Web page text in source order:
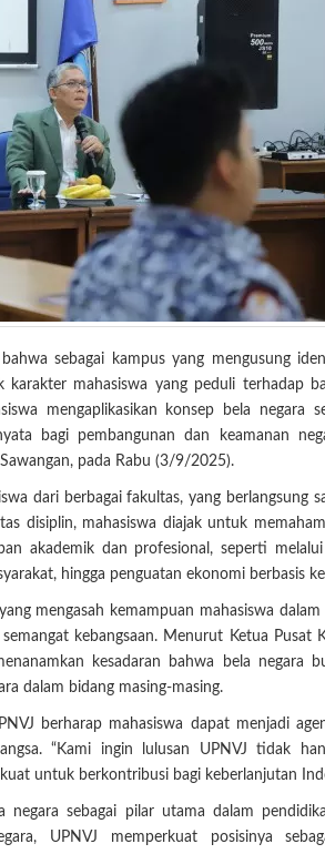
sebagai kampus yang mengusung
mahasiswa yang peduli terhadap
mengaplikasikan konsep bela negara
bagi pembangunan dan keamanan
pada Rabu (3/9/2025).
dari berbagai fakultas, yang berlangsung
disiplin, mahasiswa diajak untuk
akademik dan profesional, seperti
hingga penguatan ekonomi berbasis
mengasah kemampuan mahasiswa
kebangsaan. Menurut Ketua Pusat
kesadaran bahwa bela negara
dalam bidang masing-masing.
berharap mahasiswa dapat menjadi
“Kami ingin lulusan UPNVJ tidak
untuk berkontribusi bagi keberlanjutan
sebagai pilar utama dalam
UPNVJ memperkuat posisinya